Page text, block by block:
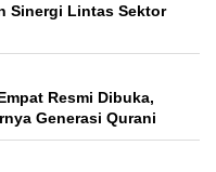
Sinergi Lintas Sektor
Resmi Dibuka,
Generasi Qurani